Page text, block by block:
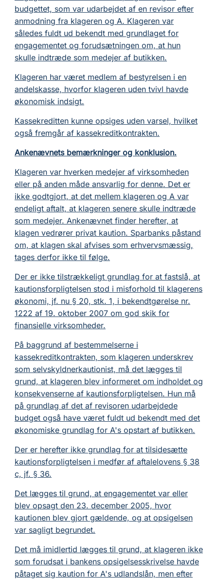
budgettet, som var udarbejdet af en revisor efter
anmodning fra klageren og A. Klageren var
således fuldt ud bekendt med grundlaget for
engagementet og forudsætningen om, at hun
skulle indtræde som medejer af butikken.
Klageren har været medlem af bestyrelsen i en
andelskasse, hvorfor klageren uden tvivl havde
økonomisk indsigt.
Kassekreditten kunne opsiges uden varsel, hvilket
også fremgår af kassekreditkontrakten.
Ankenævnets bemærkninger og konklusion.
Klageren var hverken medejer af virksomheden
eller på anden måde ansvarlig for denne. Det er
ikke godtgjort, at det mellem klageren og A var
endeligt aftalt, at klageren senere skulle indtræde
som medejer. Ankenævnet finder herefter, at
klagen vedrører privat kaution. Sparbanks påstand
om, at klagen skal afvises som erhvervsmæssig,
tages derfor ikke til følge.
Der er ikke tilstrækkeligt grundlag for at fastslå, at
kautionsforpligtelsen stod i misforhold til klagerens
økonomi, jf. nu § 20, stk. 1, i bekendtgørelse nr.
1222 af 19. oktober 2007 om god skik for
finansielle virksomheder.
På baggrund af bestemmelserne i
kassekreditkontrakten, som klageren underskrev
som selvskyldnerkautionist, må det lægges til
grund, at klageren blev informeret om indholdet og
konsekvenserne af kautionsforpligtelsen. Hun må
på grundlag af det af revisoren udarbejdede
budget også have været fuldt ud bekendt med det
økonomiske grundlag for A's opstart af butikken.
Der er herefter ikke grundlag for at tilsidesætte
kautionsforpligtelsen i medfør af aftalelovens § 38
c, jf. § 36.
Det lægges til grund, at engagementet var eller
blev opsagt den 23. december 2005, hvor
kautionen blev gjort gældende, og at opsigelsen
var sagligt begrundet.
Det må imidlertid lægges til grund, at klageren ikke
som forudsat i bankens opsigelsesskrivelse havde
påtaget sig kaution for A's udlandslån, men efter